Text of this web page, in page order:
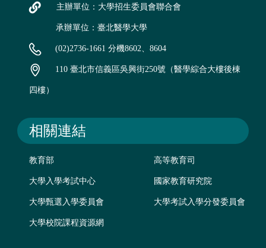
主辦單位：大學招生委員會聯合會
承辦單位：臺北醫學大學
(02)2736-1661 分機8602、8604
110 臺北市信義區吳興街250號（醫學綜合大樓後棟
四樓）
相關連結
教育部 高等教育司
大學入學考試中心 國家教育研究院
大學甄選入學委員會 大學考試入學分發委員會
大學校院課程資源網